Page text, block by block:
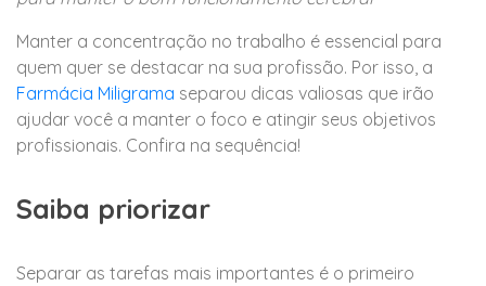
Manter a concentração no trabalho é essencial para
quem quer se destacar na sua profissão. Por isso, a
Farmácia Miligrama separou dicas valiosas que irão
ajudar você a manter o foco e atingir seus objetivos
profissionais. Confira na sequência!
Saiba priorizar
Separar as tarefas mais importantes é o primeiro